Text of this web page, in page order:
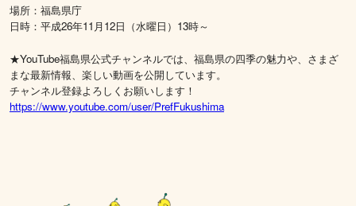
場所：福島県庁
日時：平成26年11月12日（水曜日）13時～
★YouTube福島県公式チャンネルでは、福島県の四季の魅力や、さまざ
まな最新情報、楽しい動画を公開しています。
チャンネル登録よろしくお願いします！
https://www.youtube.com/user/PrefFukushima